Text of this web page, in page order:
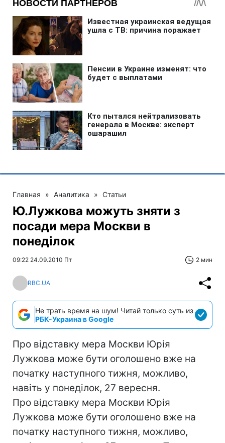
Главная » Аналитика » Статьи
Ю.Лужкова можуть зняти з
посади мера Москви в
понеділок
09:22 24.09.2010 Пт 2 мин
RBC.UA
Не трать время на шум! Читай только суть из
РБК-Украина в Google
Про відставку мера Москви Юрія
Лужкова може бути оголошено вже на
початку наступного тижня, можливо,
навіть у понеділок, 27 вересня.
Про відставку мера Москви Юрія
Лужкова може бути оголошено вже на
початку наступного тижня, можливо,